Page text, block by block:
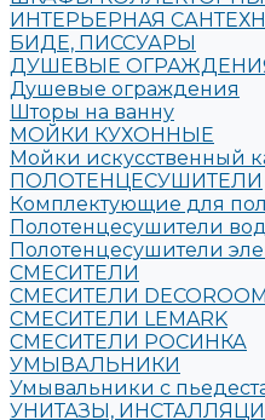
ИНТЕРЬЕРНАЯ
БИДЕ, ПИССУАРЫ
ДУШЕВЫЕ
Душевые ограждения
Шторы на ванну
МОЙКИ КУХОННЫЕ
Мойки искусственный
ПОЛОТЕНЦЕСУШИТЕЛИ
Комплектующие для
Полотенцесушители
Полотенцесушители
СМЕСИТЕЛИ
СМЕСИТЕЛИ DECOROOM
СМЕСИТЕЛИ LEMARK
СМЕСИТЕЛИ РОСИНКА
УМЫВАЛЬНИКИ
Умывальники с
УНИТАЗЫ,